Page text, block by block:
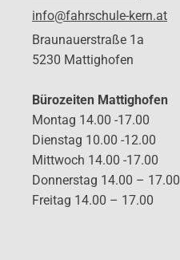
info@fahrschule-kern.at
Braunauerstraße 1a
5230 Mattighofen
Bürozeiten Mattighofen
Montag 14.00 -17.00
Dienstag 10.00 -12.00
Mittwoch 14.00 -17.00
Donnerstag 14.00 – 17.00
Freitag 14.00 – 17.00